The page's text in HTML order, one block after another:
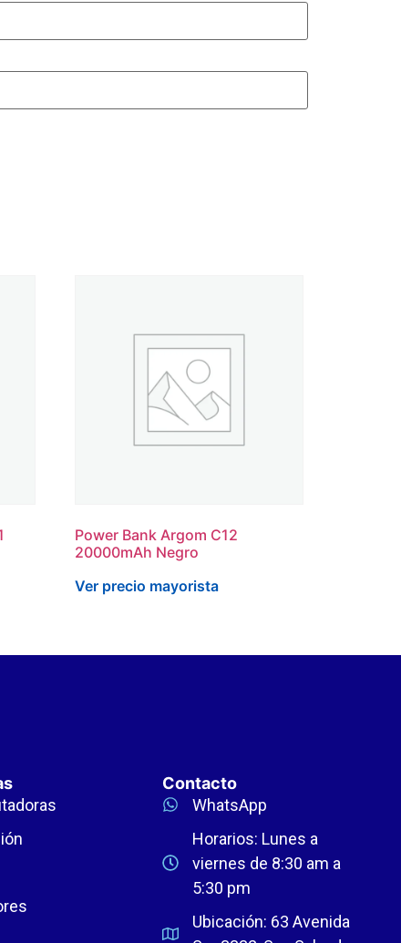
Power Bank Argom C12
20000mAh Negro
Ver precio mayorista
Contacto
WhatsApp
Horarios: Lunes a
viernes de 8:30 am a
5:30 pm
Ubicación: 63 Avenida